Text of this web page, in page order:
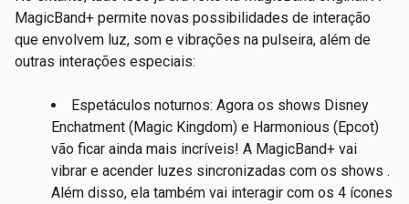
MagicBand+ permite novas possibilidades de interação
que envolvem luz, som e vibrações na pulseira, além de
outras interações especiais:
Espetáculos noturnos: Agora os shows Disney
Enchatment (Magic Kingdom) e Harmonious (Epcot)
vão ficar ainda mais incríveis! A MagicBand+ vai
vibrar e acender luzes sincronizadas com os shows .
Além disso, ela também vai interagir com os 4 ícones